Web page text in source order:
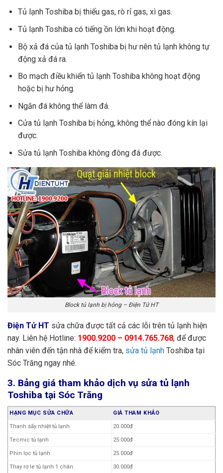
Tủ lạnh Toshiba bị thiếu gas, rò rỉ gas, xì gas.
Tủ lạnh Toshiba có tiếng ồn lớn khi hoạt động.
Bộ xả đá của tủ lạnh Toshiba bị hư nên tủ lạnh không tự
động xả đá ra.
Bo mạch điều khiển tủ lạnh Toshiba không hoạt động
hoặc bị hư hỏng.
Ngăn đá không thể làm đá.
Cửa tủ lạnh Toshiba bị hỏng, không thể nào đóng kín lại
được.
Sửa tủ lạnh Toshiba không đông đá được.
Block tủ lạnh bị hỏng – Điện Tử HT
Điện Tử HT sửa chữa được tất cả các lỗi trên tủ lạnh hiện
nay. Liên hệ Hotline: 1900.9200 – 0914.765.768, để được
nhân viên đến tận nhà để kiểm tra, sửa tủ lạnh Toshiba tại
Sóc Trăng ngay nhé.
3. Bảng giá tham khảo dịch vụ sửa tủ lạnh
Toshiba tại Sóc Trăng
HẠNG MỤC SỬA CHỮA GIÁ THAM KHẢO
Thanh sấy nhiệt tủ lạnh 20.000đ
Tecmic tủ lạnh 25.000đ
Phin lọc tủ lạnh 25.000đ
Thay rơ le tủ lạnh 1 chân 30.000đ